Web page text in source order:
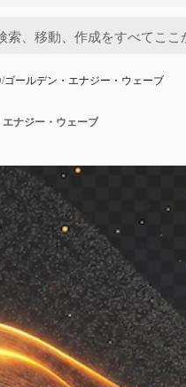
/ゴールデン・エナジー・ウェーブ
ナジー・ウェーブ